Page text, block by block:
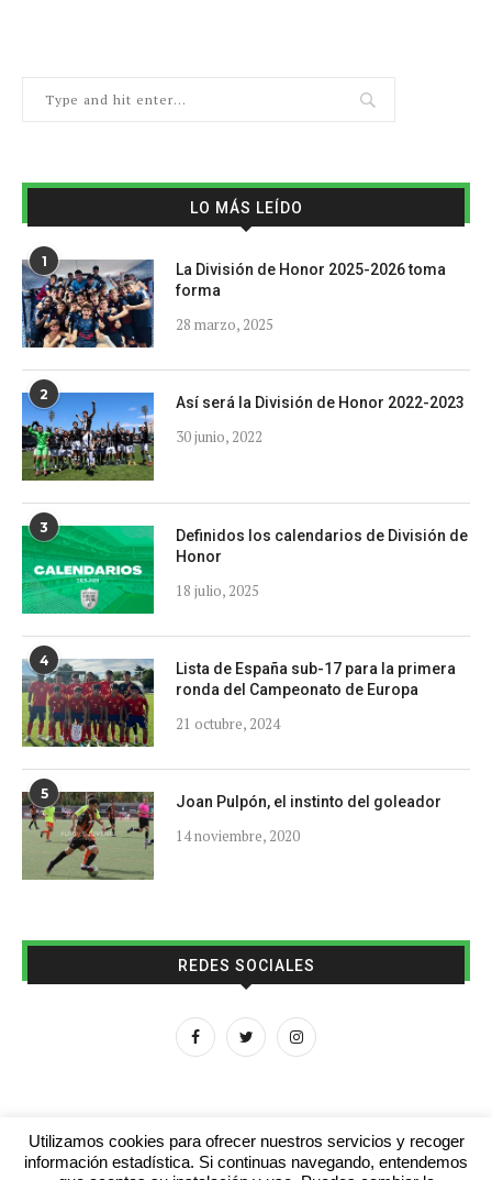
LO MÁS LEÍDO
1
La División de Honor 2025-2026 toma
forma
28 marzo, 2025
2 Así será la División de Honor 2022-2023
30 junio, 2022
3
Definidos los calendarios de División de
Honor
18 julio, 2025
4
Lista de España sub-17 para la primera
ronda del Campeonato de Europa
21 octubre, 2024
5 Joan Pulpón, el instinto del goleador
14 noviembre, 2020
REDES SOCIALES
Utilizamos cookies para ofrecer nuestros servicios y recoger
información estadística. Si continuas navegando, entendemos